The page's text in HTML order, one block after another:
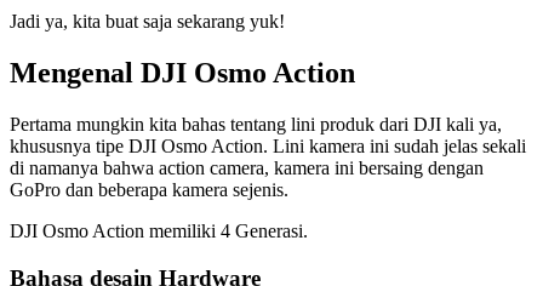
Jadi ya, kita buat saja sekarang yuk!
Mengenal DJI Osmo Action
Pertama mungkin kita bahas tentang lini produk dari DJI kali ya,
khususnya tipe DJI Osmo Action. Lini kamera ini sudah jelas sekali
di namanya bahwa action camera, kamera ini bersaing dengan
GoPro dan beberapa kamera sejenis.
DJI Osmo Action memiliki 4 Generasi.
Bahasa desain Hardware